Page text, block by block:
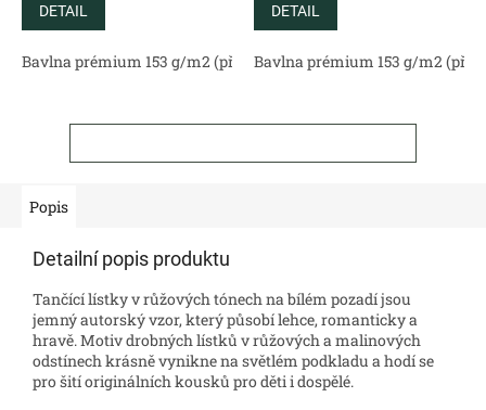
DETAIL
Bavlna prémium 153 g/m2 (přírodní) Bavlněný satén 130 g/
DETAIL
Bavlna prémium 153 g/m2
Popis
Detailní popis produktu
Tančící lístky v růžových tónech na bílém pozadí jsou
jemný autorský vzor, který působí lehce, romanticky a
hravě. Motiv drobných lístků v růžových a malinových
odstínech krásně vynikne na světlém podkladu a hodí se
pro šití originálních kousků pro děti i dospělé.